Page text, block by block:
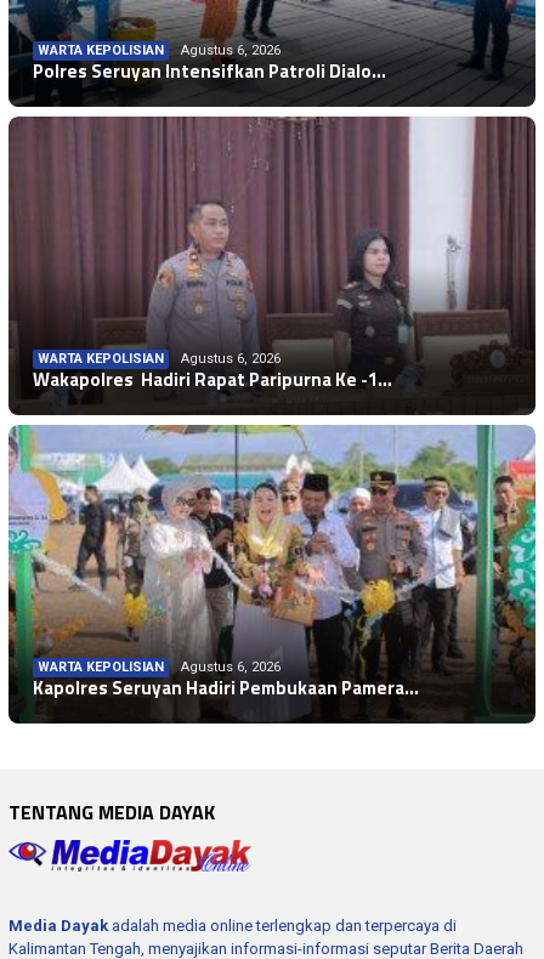
WARTA KEPOLISIAN Agustus 6, 2026
Polres Seruyan Intensifkan Patroli Dialo…
WARTA KEPOLISIAN Agustus 6, 2026
Wakapolres Hadiri Rapat Paripurna Ke -1…
WARTA KEPOLISIAN Agustus 6, 2026
Kapolres Seruyan Hadiri Pembukaan Pamera…
TENTANG MEDIA DAYAK
Media Dayak adalah media online terlengkap dan terpercaya di
Kalimantan Tengah, menyajikan informasi-informasi seputar Berita Daerah